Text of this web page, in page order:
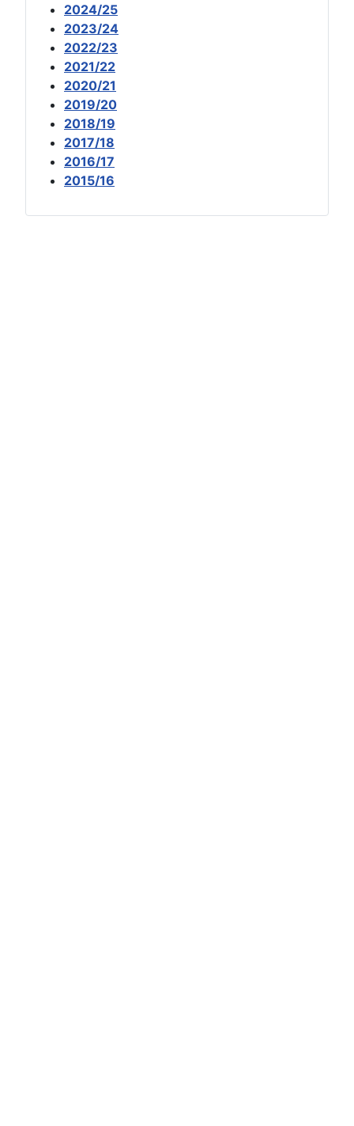
2024/25
2023/24
2022/23
2021/22
2020/21
2019/20
2018/19
2017/18
2016/17
2015/16